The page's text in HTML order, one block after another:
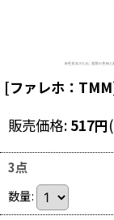
[ファレホ：
販売価格: 517円
3点
数量: